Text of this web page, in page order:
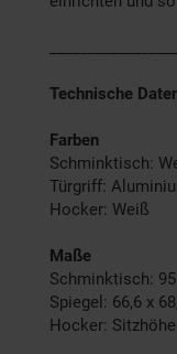
Technische
Farben
Schminktisch:
Türgriff:
Hocker: Weiß
Maße
Schminktisch:
Spiegel: 66,6 x
Hocker: